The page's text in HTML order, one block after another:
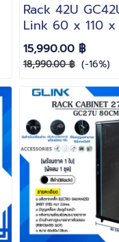
Rack 42U
Link 60 x 110 x
สีดำ(Black)(แถมฟ
ใบพัดลม 1 ชุด)
15,990.00 ฿
18,990.00 ฿ (-16%)